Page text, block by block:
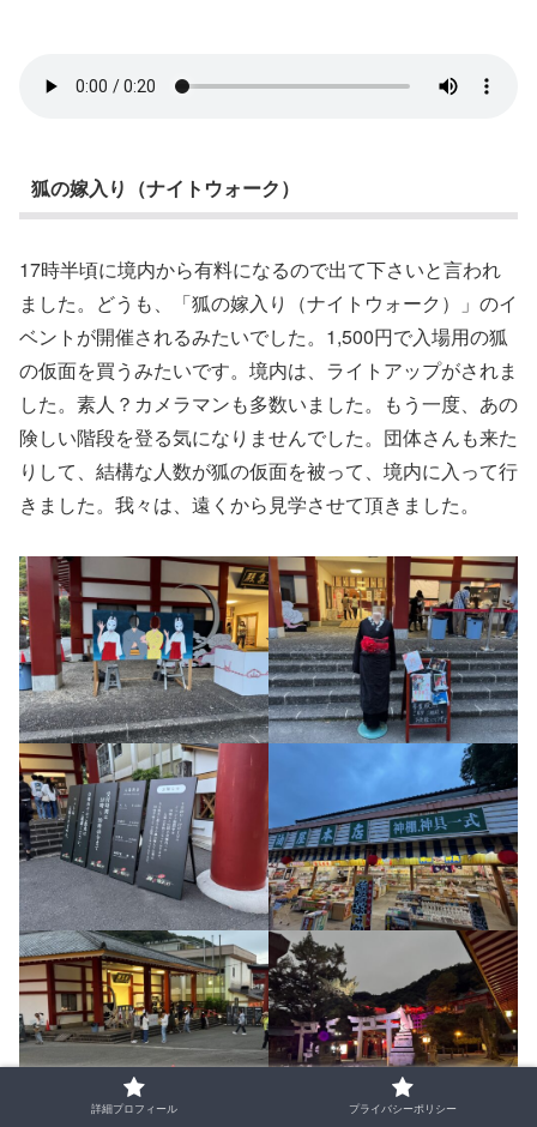
狐の嫁入り（ナイトウォーク）
17時半頃に境内から有料になるので出て下さいと言われ
ました。どうも、「狐の嫁入り（ナイトウォーク）」のイ
ベントが開催されるみたいでした。1,500円で入場用の狐
の仮面を買うみたいです。境内は、ライトアップがされま
した。素人？カメラマンも多数いました。もう一度、あの
険しい階段を登る気になりませんでした。団体さんも来た
りして、結構な人数が狐の仮面を被って、境内に入って行
きました。我々は、遠くから見学させて頂きました。
詳細プロフィール プライバシーポリシー